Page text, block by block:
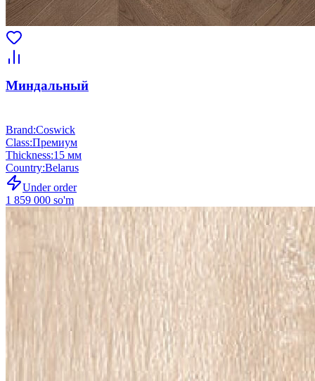
Миндальный
Brand:Coswick
Class:Премиум
Thickness:15 мм
Country:Belarus
Under order
1 859 000 so'm